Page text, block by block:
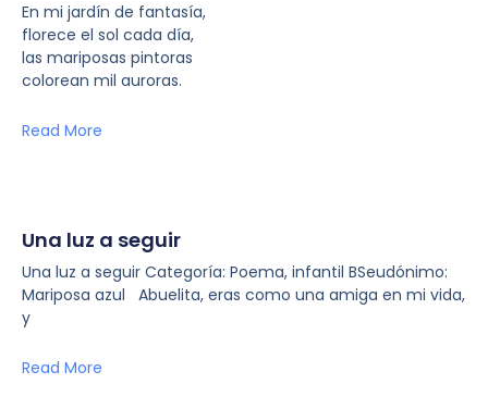
En mi jardín de fantasía,
florece el sol cada día,
las mariposas pintoras
colorean mil auroras.
Read More
Una luz a seguir
Una luz a seguir Categoría: Poema, infantil BSeudónimo:
Mariposa azul Abuelita, eras como una amiga en mi vida,
y
Read More